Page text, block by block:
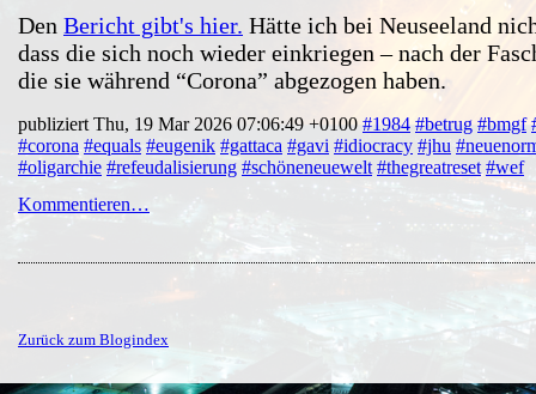
Den Bericht gibt's hier. Hätte ich bei Neuseeland
dass die sich noch wieder einkriegen – nach der
die sie während “Corona” abgezogen haben.
publiziert Thu, 19 Mar 2026 07:06:49 +0100 #1984 #betrug #bmgf
#corona #equals #eugenik #gattaca #gavi #idiocracy #jhu
#oligarchie #refeudalisierung #schöneneuewelt #thegreatreset #wef
Kommentieren…
Zurück zum Blogindex